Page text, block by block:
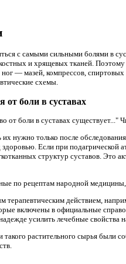
с самыми сильными болями в
и хрящевых тканей.
— мазей, компрессов,
схемы.
от боли в суставах
боли в суставах существует..."
только после
Если при подагрической
структур суставов. Это
по рецептам народной
терапевтическим действием,
включены в официальные
усилить лечебные свойства
растительного сырья были